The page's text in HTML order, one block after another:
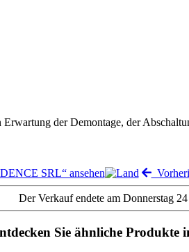
der Demontage, der
SRL“ ansehen
Der Verkauf endete am Donnerstag
Sie ähnliche Produkte